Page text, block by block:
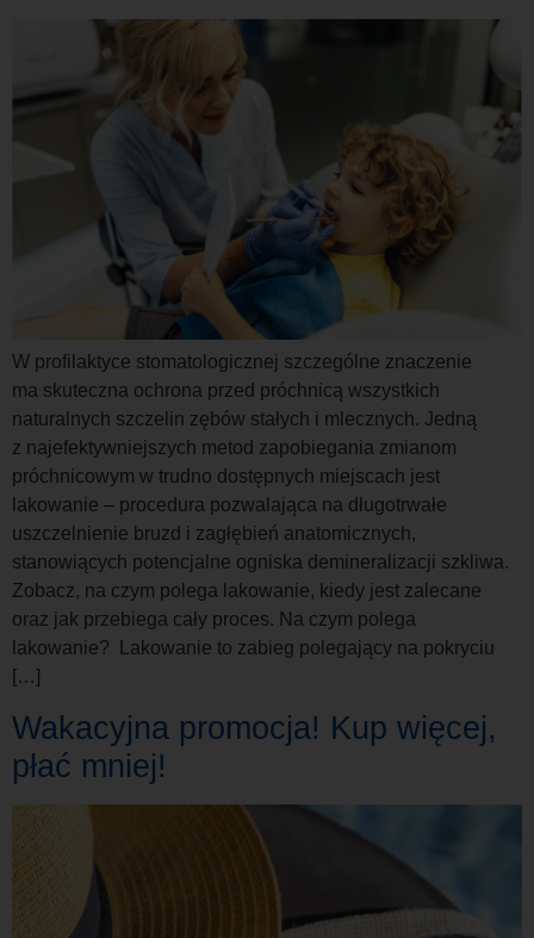
W profilaktyce stomatologicznej szczególne znaczenie
ma skuteczna ochrona przed próchnicą wszystkich
naturalnych szczelin zębów stałych i mlecznych. Jedną
z najefektywniejszych metod zapobiegania zmianom
próchnicowym w trudno dostępnych miejscach jest
lakowanie – procedura pozwalająca na długotrwałe
uszczelnienie bruzd i zagłębień anatomicznych,
stanowiących potencjalne ogniska demineralizacji szkliwa.
Zobacz, na czym polega lakowanie, kiedy jest zalecane
oraz jak przebiega cały proces. Na czym polega
lakowanie? Lakowanie to zabieg polegający na pokryciu
[…]
Wakacyjna promocja! Kup więcej,
płać mniej!